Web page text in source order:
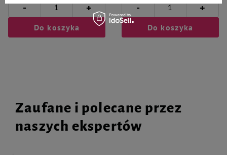
- +
Do koszyka
- +
Do koszyka
Zaufane i polecane przez
naszych ekspertów